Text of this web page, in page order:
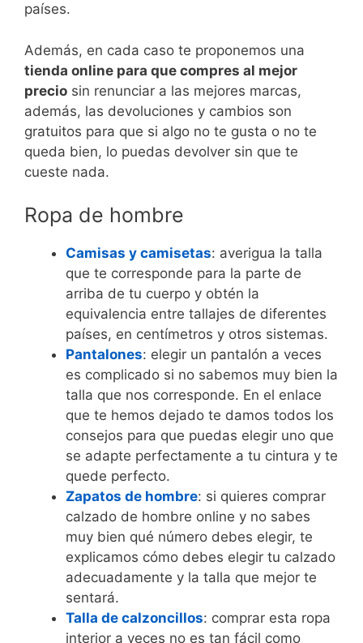
países.
Además, en cada caso te proponemos una
tienda online para que compres al mejor
precio sin renunciar a las mejores marcas,
además, las devoluciones y cambios son
gratuitos para que si algo no te gusta o no te
queda bien, lo puedas devolver sin que te
cueste nada.
Ropa de hombre
Camisas y camisetas: averigua la talla
que te corresponde para la parte de
arriba de tu cuerpo y obtén la
equivalencia entre tallajes de diferentes
países, en centímetros y otros sistemas.
Pantalones: elegir un pantalón a veces
es complicado si no sabemos muy bien la
talla que nos corresponde. En el enlace
que te hemos dejado te damos todos los
consejos para que puedas elegir uno que
se adapte perfectamente a tu cintura y te
quede perfecto.
Zapatos de hombre: si quieres comprar
calzado de hombre online y no sabes
muy bien qué número debes elegir, te
explicamos cómo debes elegir tu calzado
adecuadamente y la talla que mejor te
sentará.
Talla de calzoncillos: comprar esta ropa
interior a veces no es tan fácil como